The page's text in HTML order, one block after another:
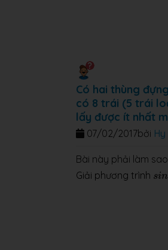
Có hai thùng
có 8 trái (5 trái
lấy được ít nhất
bởi Hy
07/02/2017
Bài này phải làm
Giải phương trình sin
n